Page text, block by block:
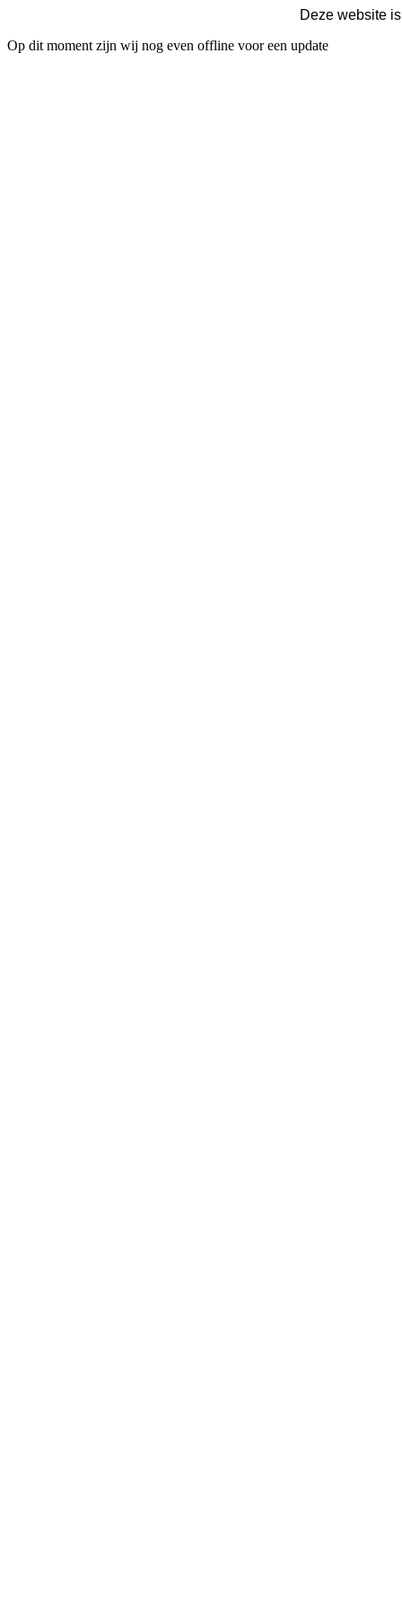
Deze website
Op dit moment zijn wij nog even offline voor een update